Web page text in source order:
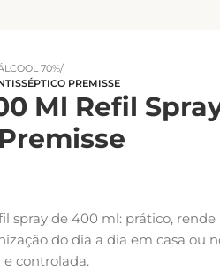
70%/
PREMISSE
Ml Refil
spray de 400 ml: prático, rende
do dia a dia em casa ou
controlada.